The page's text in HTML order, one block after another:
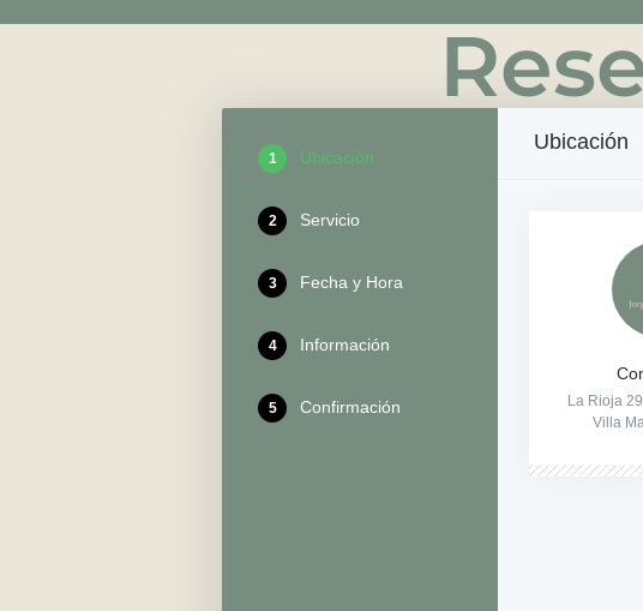
1 Ubicación
2 Servicio
3 Fecha y Hora
4 Información
5 Confirmación
Ubicación
La Rioja
Villa